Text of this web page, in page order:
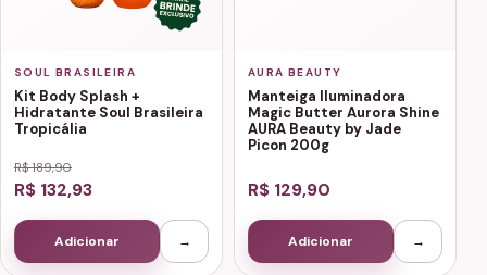
SOUL BRASILEIRA
Kit Body Splash +
Hidratante Soul Brasileira
Tropicália
R$ 189,90
R$ 132,93
Adicionar →
AURA BEAUTY
Manteiga Iluminadora
Magic Butter Aurora Shine
AURA Beauty by Jade
Picon 200g
R$ 129,90
Adicionar →